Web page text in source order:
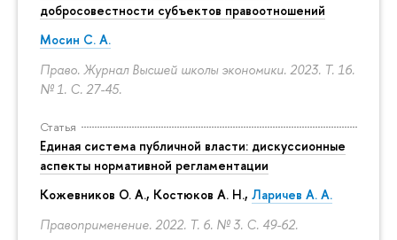
добросовестности субъектов правоотношений
Мосин С. А.
Право. Журнал Высшей школы экономики. 2023. Т. 16.
№ 1. С. 27-45.
Статья
Единая система публичной власти: дискуссионные
аспекты нормативной регламентации
Кожевников О. А., Костюков А. Н., Ларичев А. А.
Правоприменение. 2022. Т. 6. № 3. С. 49-62.